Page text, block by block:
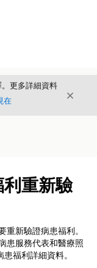
更多詳細資料
在 結束
重新驗
新驗證病患福利。
患服務代表和醫療照
福利詳細資料。